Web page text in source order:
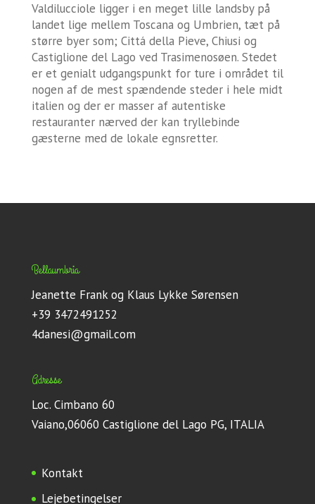
Valdilucciole ligger i en meget lille landsby på
landet lige mellem Toscana og Umbrien, tæt på
større byer som; Cittá della Pieve, Chiusi og
Castiglione del Lago ved Trasimenosøen. Stedet
er et genialt udgangspunkt for ture i området til
nogen af de mest spændende steder i hele midt
italien og der er masser af autentiske
restauranter nærved der kan tryllebinde
gæsterne med de lokale egnsretter.
Bellaumbria
Jeanette Frank og Klaus Lykke Sørensen
+39 3472491252
4danesi@gmail.com
Adresse
Loc. Cimbano 60
Vaiano,06060 Castiglione del Lago PG, ITALIA
Kontakt
Lejebetingelser